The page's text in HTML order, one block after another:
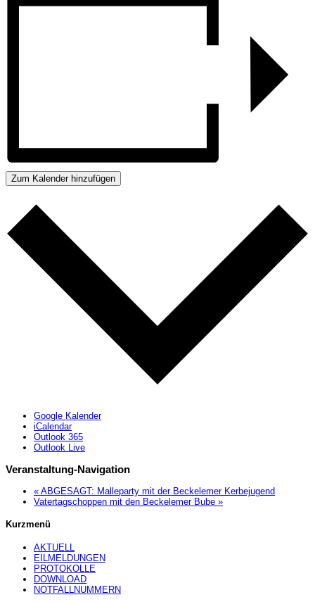
Zum Kalender hinzufügen
Google Kalender
iCalendar
Outlook 365
Outlook Live
Veranstaltung-Navigation
« ABGESAGT: Malleparty mit der Beckelemer Kerbejugend
Vatertagschoppen mit den Beckelemer Bube »
Kurzmenü
AKTUELL
EILMELDUNGEN
PROTOKOLLE
DOWNLOAD
NOTFALLNUMMERN